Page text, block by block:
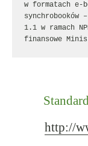
w formatach e-
1.1 w ramach
finansowe
http://